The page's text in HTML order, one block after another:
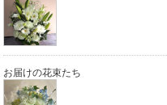
お届けの花束たち